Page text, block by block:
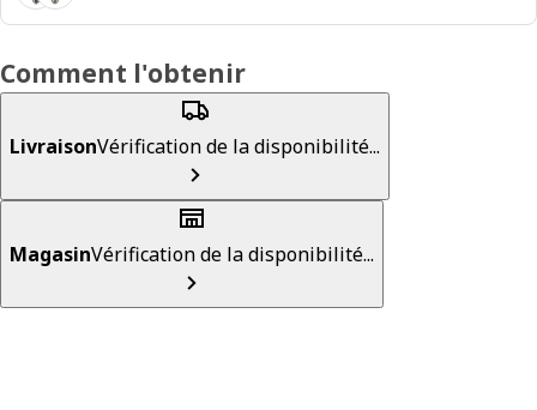
Comment l'obtenir
LivraisonVérification de la disponibilité...
MagasinVérification de la disponibilité...